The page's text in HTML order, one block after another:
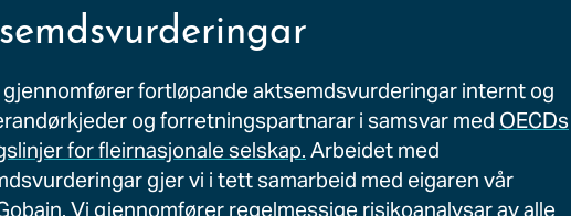
fortløpande aktsemdsvurderingar internt og
og forretningspartnarar i samsvar medOECDs
for fleirnasjonale selskap.Arbeidet med
gjer vi i tett samarbeid med eigaren vår